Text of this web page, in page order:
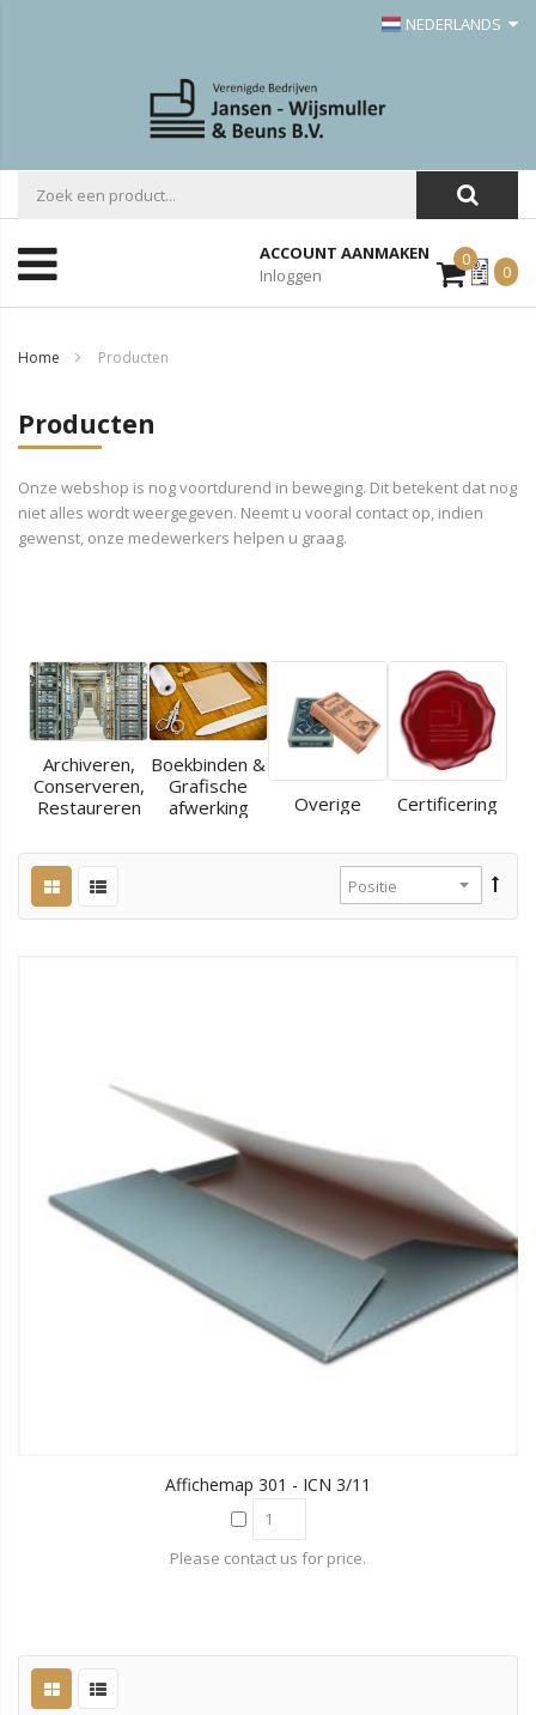
NEDERLANDS
ACCOUNT AANMAKEN
Inloggen
0Mijn
Offerte
0
Home Producten
Producten
Onze webshop is nog voortdurend in beweging. Dit betekent dat nog
niet alles wordt weergegeven. Neemt u vooral contact op, indien
gewenst, onze medewerkers helpen u graag.
Archiveren,
Conserveren,
Restaureren
Boekbinden &
Grafische
afwerking
Overige Certificering
Affichemap 301 - ICN 3/11
Please contact us for price.